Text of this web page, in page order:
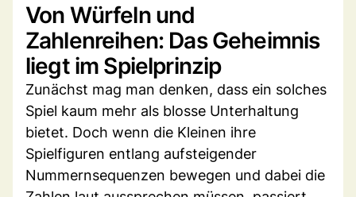
Von Würfeln und
Zahlenreihen: Das Geheimnis
liegt im Spielprinzip
Zunächst mag man denken, dass ein solches
Spiel kaum mehr als blosse Unterhaltung
bietet. Doch wenn die Kleinen ihre
Spielfiguren entlang aufsteigender
Nummernsequenzen bewegen und dabei die